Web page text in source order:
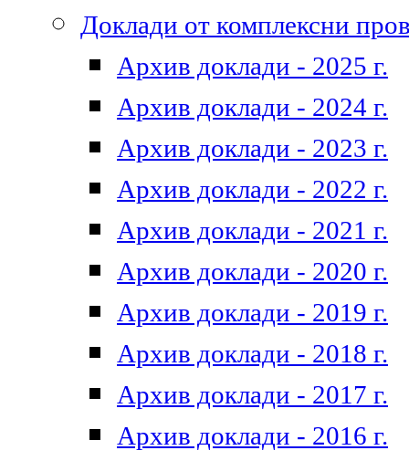
Доклади от комплексни
Архив доклади - 2025 г.
Архив доклади - 2024 г.
Архив доклади - 2023 г.
Архив доклади - 2022 г.
Архив доклади - 2021 г.
Архив доклади - 2020 г.
Архив доклади - 2019 г.
Архив доклади - 2018 г.
Архив доклади - 2017 г.
Архив доклади - 2016 г.